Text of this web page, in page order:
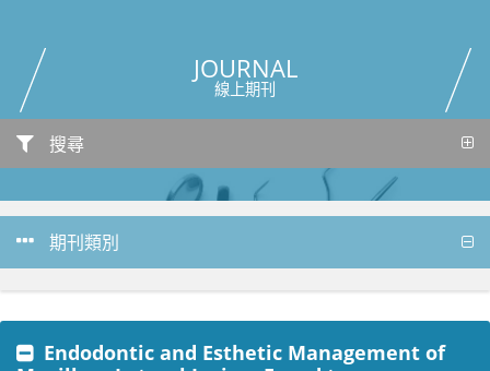
JOURNAL
線上期刊
搜尋
期刊類別
Endodontic and Esthetic Management of